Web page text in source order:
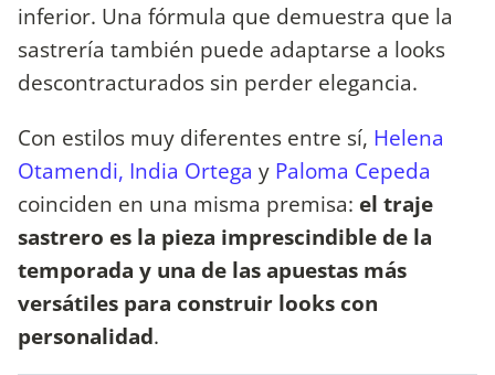
inferior. Una fórmula que demuestra que la
sastrería también puede adaptarse a looks
descontracturados sin perder elegancia.
Con estilos muy diferentes entre sí, Helena
Otamendi, India Ortega y Paloma Cepeda
coinciden en una misma premisa: el traje
sastrero es la pieza imprescindible de la
temporada y una de las apuestas más
versátiles para construir looks con
personalidad.